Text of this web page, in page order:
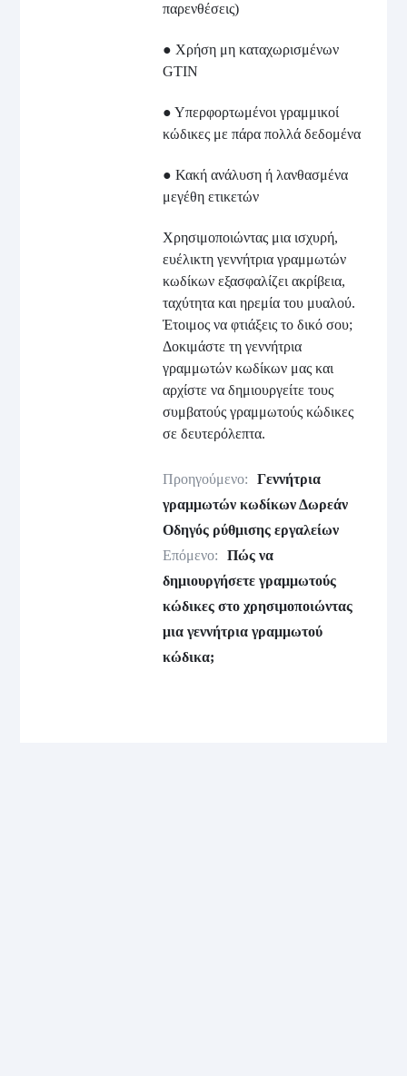
παρενθέσεις)
● Χρήση μη καταχωρισμένων
GTIN
● Υπερφορτωμένοι γραμμικοί
κώδικες με πάρα πολλά δεδομένα
● Κακή ανάλυση ή λανθασμένα
μεγέθη ετικετών
Χρησιμοποιώντας μια ισχυρή,
ευέλικτη γεννήτρια γραμμωτών
κωδίκων εξασφαλίζει ακρίβεια,
ταχύτητα και ηρεμία του μυαλού.
Έτοιμος να φτιάξεις το δικό σου;
Δοκιμάστε τη γεννήτρια
γραμμωτών κωδίκων μας και
αρχίστε να δημιουργείτε τους
συμβατούς γραμμωτούς κώδικες
σε δευτερόλεπτα.
Προηγούμενο:
Γεννήτρια
γραμμωτών κωδίκων Δωρεάν
Οδηγός ρύθμισης εργαλείων
Επόμενο:
Πώς να
δημιουργήσετε γραμμωτούς
κώδικες στο χρησιμοποιώντας
μια γεννήτρια γραμμωτού
κώδικα;